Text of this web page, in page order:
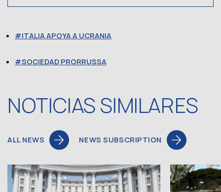
ITALIA APOYA A UCRANIA
SOCIEDAD PRORRUSSA
NOTICIAS SIMILARES
ALL NEWS NEWS SUBSCRIPTION